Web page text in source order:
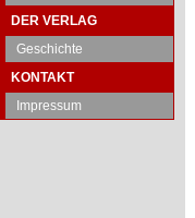
DER VERLAG
Geschichte
KONTAKT
Impressum